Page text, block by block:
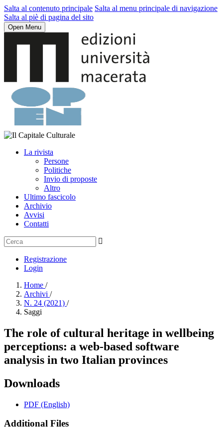
Salta al contenuto principale Salta al menu principale di navigazione
Salta al piè di pagina del sito
Open Menu
La rivista
Persone
Politiche
Invio di proposte
Altro
Ultimo fascicolo
Archivio
Avvisi
Contatti
Registrazione
Login
Home /
Archivi /
N. 24 (2021) /
Saggi
The role of cultural heritage in wellbeing
perceptions: a web-based software
analysis in two Italian provinces
Downloads
PDF (English)
Additional Files